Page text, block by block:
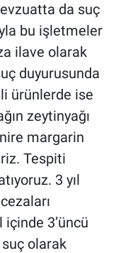
da suç
bu işletmeler
ilave olarak
duyurusunda
ürünlerde ise
zeytinyağı
margarin
Tespiti
3 yıl
içinde 3’üncü
suç olarak